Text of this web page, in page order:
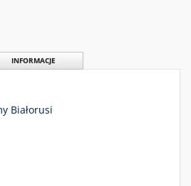
INFORMACJE
Białorusi